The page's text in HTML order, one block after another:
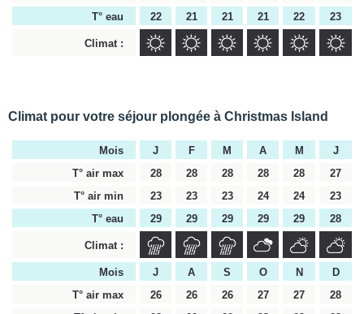
T° eau
22 21 21 21 22 23
Climat :
Climat pour votre séjour plongée à Christmas Island
Mois J F M A M
J
T° air max
28 28 28 28 28
27
T° air min
23 23 23 24 24
23
T° eau
29 29 29 29 29 28
Climat :
Mois J A S O N
D
T° air max
26 26 26 27 27
28